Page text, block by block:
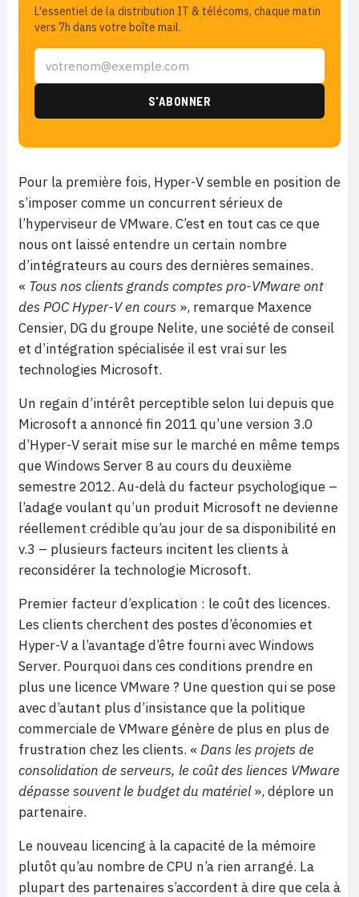
L'essentiel de la distribution IT & télécoms, chaque matin
vers 7h dans votre boîte mail.
Pour la première fois, Hyper-V semble en position de
s’imposer comme un concurrent sérieux de
l’hyperviseur de VMware. C’est en tout cas ce que
nous ont laissé entendre un certain nombre
d’intégrateurs au cours des dernières semaines.
« Tous nos clients grands comptes pro-VMware ont
des POC Hyper-V en cours », remarque Maxence
Censier, DG du groupe Nelite, une société de conseil
et d’intégration spécialisée il est vrai sur les
technologies Microsoft.
Un regain d’intérêt perceptible selon lui depuis que
Microsoft a annoncé fin 2011 qu’une version 3.0
d’Hyper-V serait mise sur le marché en même temps
que Windows Server 8 au cours du deuxième
semestre 2012. Au-delà du facteur psychologique –
l’adage voulant qu’un produit Microsoft ne devienne
réellement crédible qu’au jour de sa disponibilité en
v.3 – plusieurs facteurs incitent les clients à
reconsidérer la technologie Microsoft.
Premier facteur d’explication : le coût des licences.
Les clients cherchent des postes d’économies et
Hyper-V a l’avantage d’être fourni avec Windows
Server. Pourquoi dans ces conditions prendre en
plus une licence VMware ? Une question qui se pose
avec d’autant plus d’insistance que la politique
commerciale de VMware génère de plus en plus de
frustration chez les clients. « Dans les projets de
consolidation de serveurs, le coût des liences VMware
dépasse souvent le budget du matériel», déplore un
partenaire.
Le nouveau licencing à la capacité de la mémoire
plutôt qu’au nombre de CPU n’a rien arrangé. La
plupart des partenaires s’accordent à dire que cela à